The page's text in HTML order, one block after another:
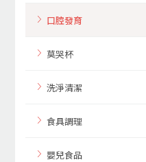
口腔發育
莫哭杯
洗淨清潔
食具調理
嬰兒食品